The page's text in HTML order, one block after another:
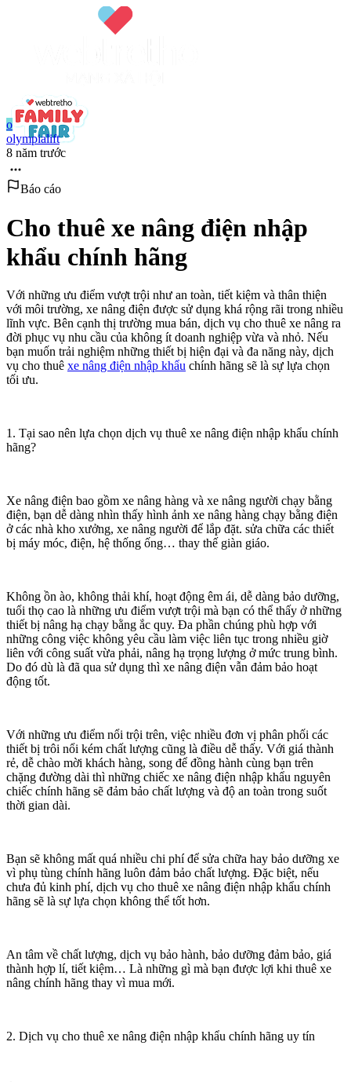
o
olympialift
8 năm trước
Báo cáo
Cho thuê xe nâng điện nhập
khẩu chính hãng
Với những ưu điểm vượt trội như an toàn, tiết kiệm và thân thiện
với môi trường, xe nâng điện được sử dụng khá rộng rãi trong nhiều
lĩnh vực. Bên cạnh thị trường mua bán, dịch vụ cho thuê xe nâng ra
đời phục vụ nhu cầu của không ít doanh nghiệp vừa và nhỏ. Nếu
bạn muốn trải nghiệm những thiết bị hiện đại và đa năng này, dịch
vụ cho thuê xe nâng điện nhập khẩu chính hãng sẽ là sự lựa chọn
tối ưu.
1. Tại sao nên lựa chọn dịch vụ thuê xe nâng điện nhập khẩu chính
hãng?
Xe nâng điện bao gồm xe nâng hàng và xe nâng người chạy bằng
điện, bạn dễ dàng nhìn thấy hình ảnh xe nâng hàng chạy bằng điện
ở các nhà kho xưởng, xe nâng người để lắp đặt. sửa chữa các thiết
bị máy móc, điện, hệ thống ống… thay thế giàn giáo.
Không ồn ào, không thải khí, hoạt động êm ái, dễ dàng bảo dưỡng,
tuổi thọ cao là những ưu điểm vượt trội mà bạn có thể thấy ở những
thiết bị nâng hạ chạy bằng ắc quy. Đa phần chúng phù hợp với
những công việc không yêu cầu làm việc liên tục trong nhiều giờ
liên với công suất vừa phải, nâng hạ trọng lượng ở mức trung bình.
Do đó dù là đã qua sử dụng thì xe nâng điện vẫn đảm bảo hoạt
động tốt.
Với những ưu điểm nổi trội trên, việc nhiều đơn vị phân phối các
thiết bị trôi nổi kém chất lượng cũng là điều dễ thấy. Với giá thành
rẻ, dễ chào mời khách hàng, song để đồng hành cùng bạn trên
chặng đường dài thì những chiếc xe nâng điện nhập khẩu nguyên
chiếc chính hãng sẽ đảm bảo chất lượng và độ an toàn trong suốt
thời gian dài.
Bạn sẽ không mất quá nhiều chi phí để sửa chữa hay bảo dưỡng xe
vì phụ tùng chính hãng luôn đảm bảo chất lượng. Đặc biệt, nếu
chưa đủ kinh phí, dịch vụ cho thuê xe nâng điện nhập khẩu chính
hãng sẽ là sự lựa chọn không thể tốt hơn.
An tâm về chất lượng, dịch vụ bảo hành, bảo dưỡng đảm bảo, giá
thành hợp lí, tiết kiệm… Là những gì mà bạn được lợi khi thuê xe
nâng chính hãng thay vì mua mới.
2. Dịch vụ cho thuê xe nâng điện nhập khẩu chính hãng uy tín